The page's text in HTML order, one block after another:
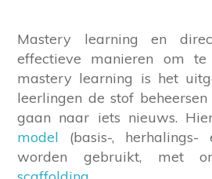
Mastery learning en
effectieve manieren om te
mastery learning is het
leerlingen de stof
gaan naar iets nieuws.
model (basis-, herhalings-
worden gebruikt, met